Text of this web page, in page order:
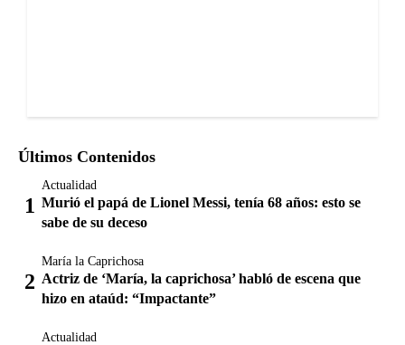
Últimos Contenidos
Actualidad
Murió el papá de Lionel Messi, tenía 68 años: esto se
sabe de su deceso
María la Caprichosa
Actriz de ‘María, la caprichosa’ habló de escena que
hizo en ataúd: “Impactante”
Actualidad